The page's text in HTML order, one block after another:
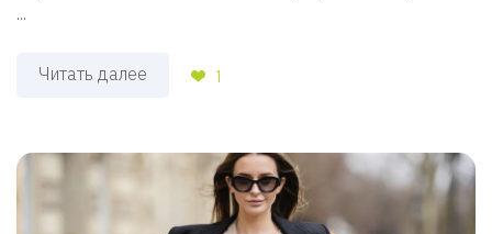
...
Читать далее 1